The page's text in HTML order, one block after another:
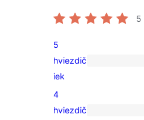
5
1
recenzia
s
5-
5
hviezdič
iek
0
4
hviezdič